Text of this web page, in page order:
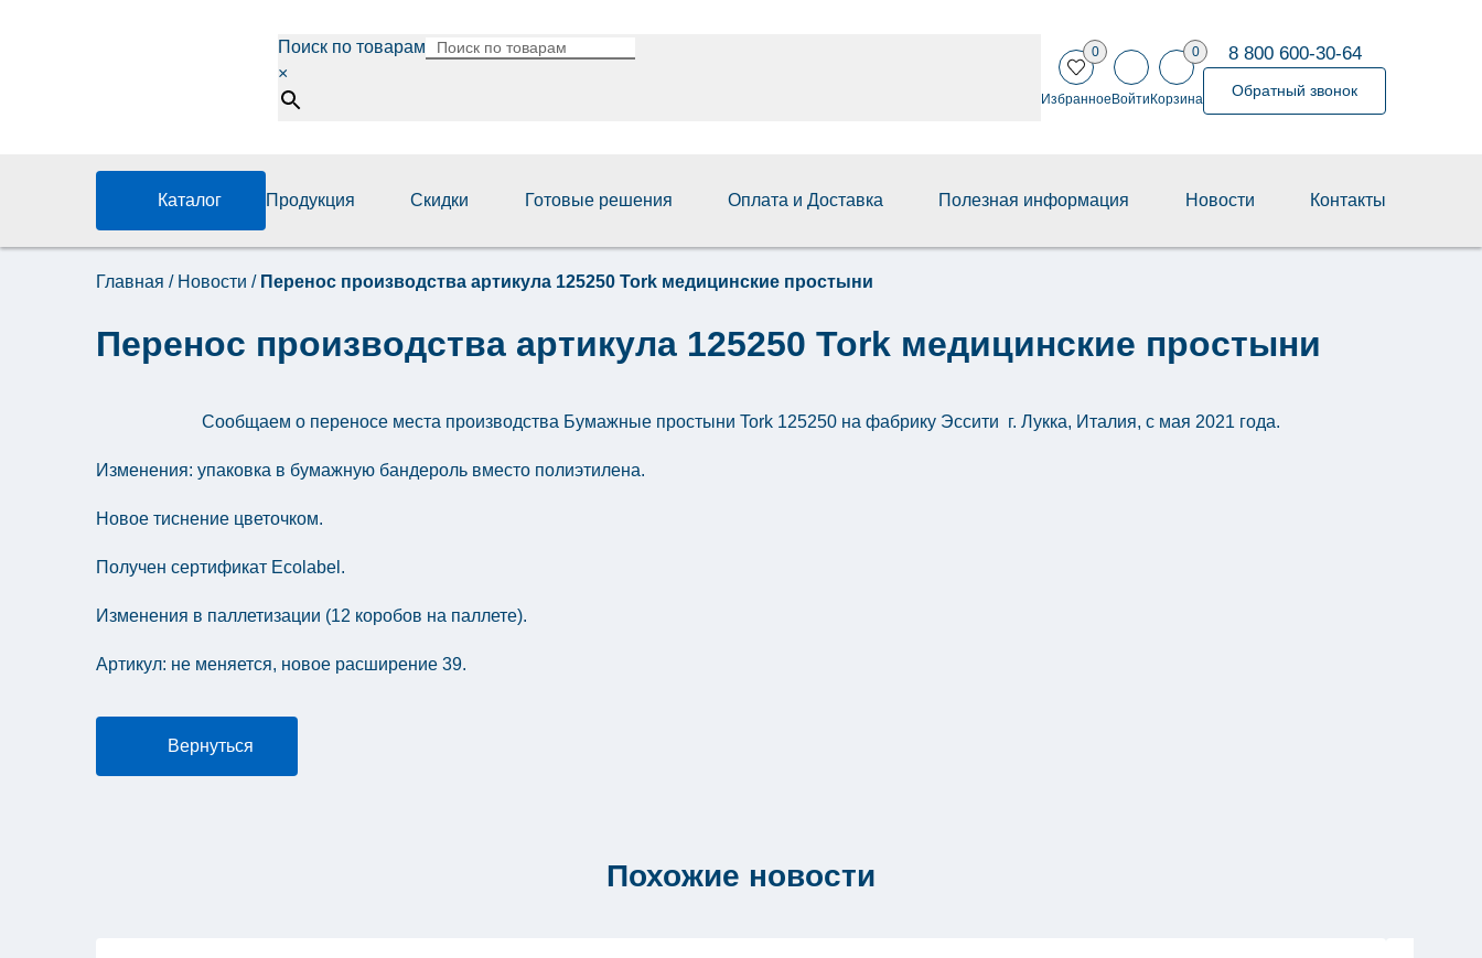
Поиск по товарам
×
0
ИзбранноеВойти
0
Корзина
8 800 600-30-64
Обратный звонок
Каталог Продукция Скидки Готовые решения Оплата и Доставка Полезная информация Новости Контакты
Главная / Новости / Перенос производства артикула 125250 Tork медицинские простыни
Перенос производства артикула 125250 Tork медицинские простыни
Сообщаем о переносе места производства Бумажные простыни Tork 125250 на фабрику Эссити г. Лукка, Италия, с мая 2021 года.
Изменения: упаковка в бумажную бандероль вместо полиэтилена.
Новое тиснение цветочком.
Получен сертификат Ecolabel.
Изменения в паллетизации (12 коробов на паллете).
Артикул: не меняется, новое расширение 39.
Вернуться
Похожие новости